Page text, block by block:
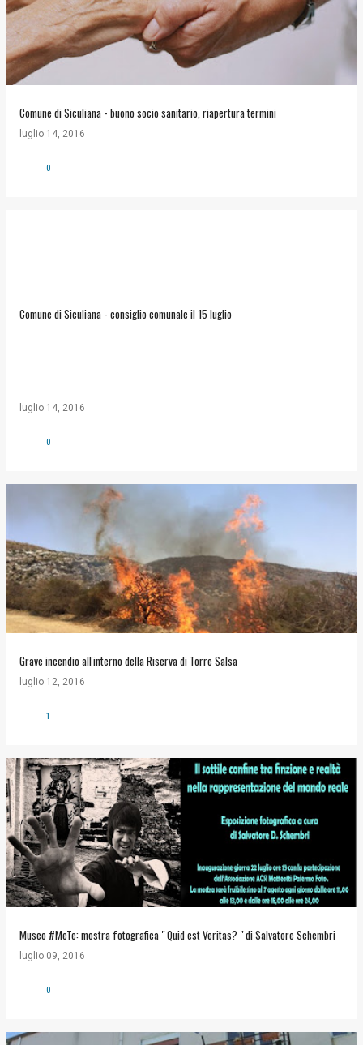
Comune di Siculiana - buono socio sanitario, riapertura termini
luglio 14, 2016
0
Comune di Siculiana - consiglio comunale il 15 luglio
luglio 14, 2016
0
Grave incendio all'interno della Riserva di Torre Salsa
luglio 12, 2016
1
Museo #MeTe: mostra fotografica " Quid est Veritas? " di Salvatore Schembri
luglio 09, 2016
0